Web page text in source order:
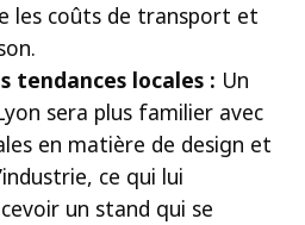
les coûts de transport et
tendances locales : Un
sera plus familier avec
en matière de design et
ce qui lui
un stand qui se